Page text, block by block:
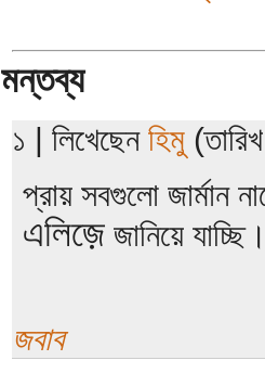
মন্তব্য
১ | লিখেছেন হিমু
প্রায় সবগুলো জার্মান
এলিজ়েজানিয়ে
জবাব